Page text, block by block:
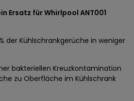
Ersatz für Whirlpool ANT001
der Kühlschrankgerüche in weniger
bakteriellen Kreuzkontamination
zu Oberfläche im Kühlschrank